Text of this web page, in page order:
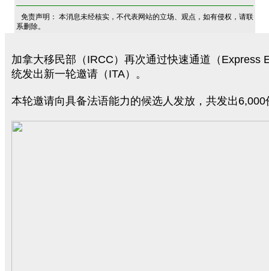
免责声明： 本消息未经核实，不代表网站的立场、观点，如有侵权，请联
系删除。
加拿大移民部（IRCC）再次通过快速通道（Express
统发出新一轮邀请（ITA）。
本轮邀请向具备法语能力的候选人发放，共发出6,000